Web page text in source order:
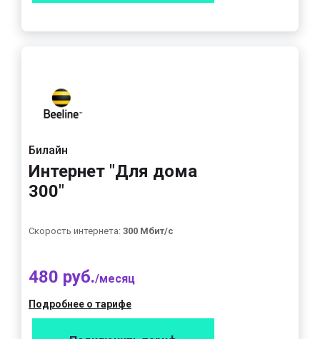
Билайн
Интернет "Для дома
300"
Скорость интернета: 300 Мбит/с
480 руб./месяц
Подробнее о тарифе